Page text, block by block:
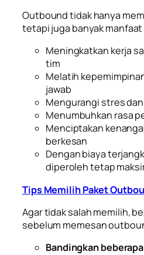
Outbound tidak hanya
tetapi juga banyak
Meningkatkan kerja
tim
Melatih
jawab
Mengurangi stres
Menumbuhkan rasa
Menciptakan
berkesan
Dengan biaya
diperoleh tetap
Tips Memilih Paket
Agar tidak salah memilih,
sebelum memesan
Bandingkan